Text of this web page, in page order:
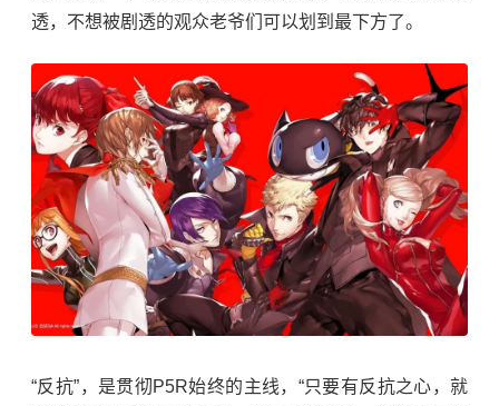
透，不想被剧透的观众老爷们可以划到最下方了。
“反抗”，是贯彻P5R始终的主线，“只要有反抗之心，就